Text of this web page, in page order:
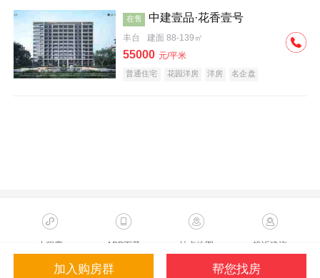
在售 中建壹品·花香壹号
丰台 建面 88-139㎡
55000 元/平米
普通住宅 花园洋房 洋房 名企盘
加入购房群 帮您找房
小程序 APP下载 站点地图 投诉建议